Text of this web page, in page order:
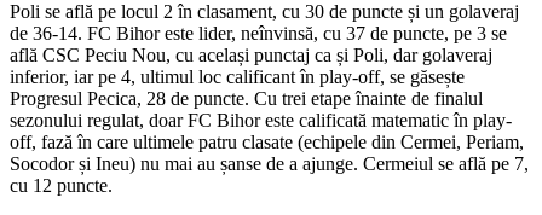
Poli se află pe locul 2 în clasament, cu 30 de puncte și un golaveraj
de 36-14. FC Bihor este lider, neînvinsă, cu 37 de puncte, pe 3 se
află CSC Peciu Nou, cu același punctaj ca și Poli, dar golaveraj
inferior, iar pe 4, ultimul loc calificant în play-off, se găsește
Progresul Pecica, 28 de puncte. Cu trei etape înainte de finalul
sezonului regulat, doar FC Bihor este calificată matematic în play-
off, fază în care ultimele patru clasate (echipele din Cermei, Periam,
Socodor și Ineu) nu mai au șanse de a ajunge. Cermeiul se află pe 7,
cu 12 puncte.